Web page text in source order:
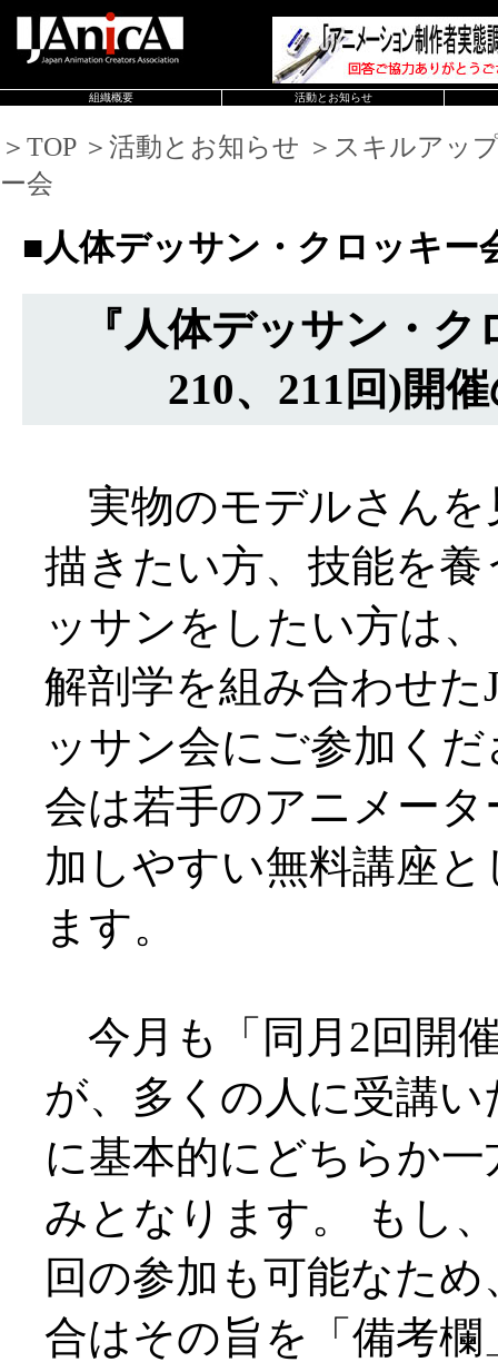
組織概要 活動とお知らせ
＞TOP ＞活動とお知らせ ＞スキルアッ
ー会
■人体デッサン・クロッキー
『人体デッサン・
210、211回)開
実物のモデルさんを
描きたい方、技能を
ッサンをしたい方は
解剖学を組み合わせた
ッサン会にご参加く
会は若手のアニメー
加しやすい無料講座
ます。
今月も「同月2回開
が、多くの人に受講
に基本的にどちらか
みとなります。 もし
回の参加も可能なた
合はその旨を「備考